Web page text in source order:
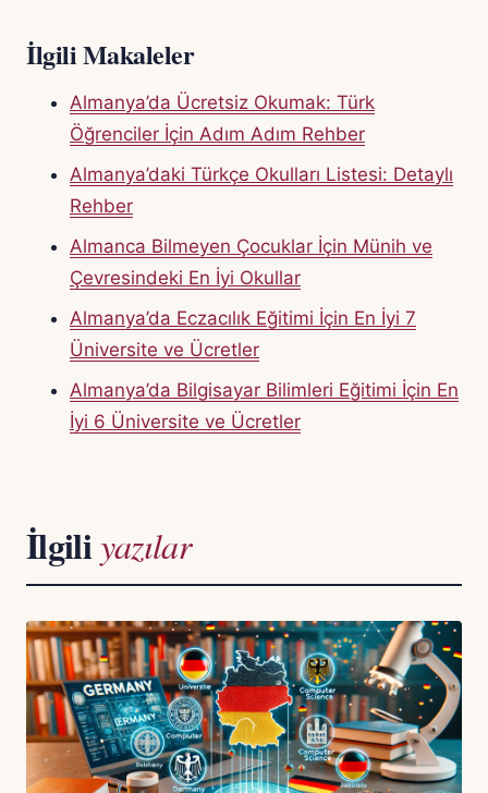
İlgili Makaleler
Almanya’da Ücretsiz Okumak: Türk
Öğrenciler İçin Adım Adım Rehber
Almanya’daki Türkçe Okulları Listesi: Detaylı
Rehber
Almanca Bilmeyen Çocuklar İçin Münih ve
Çevresindeki En İyi Okullar
Almanya’da Eczacılık Eğitimi İçin En İyi 7
Üniversite ve Ücretler
Almanya’da Bilgisayar Bilimleri Eğitimi İçin En
İyi 6 Üniversite ve Ücretler
İlgiliyazılar